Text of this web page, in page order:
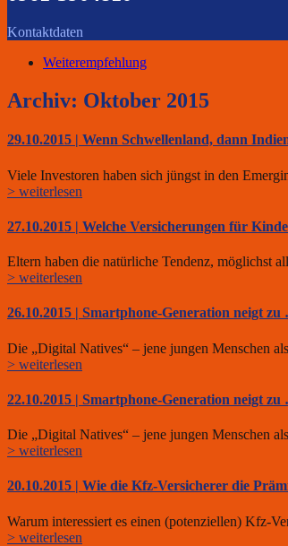
Kontaktdaten
Weiterempfehlung
Archiv: Oktober 2015
29.10.2015 | Wenn Schwellenland, dann
Viele Investoren haben sich jüngst in den
> weiterlesen
27.10.2015 | Welche Versicherungen für
Eltern haben die natürliche Tendenz, möglichst
> weiterlesen
26.10.2015 | Smartphone-Generation neigt
Die „Digital Natives“ – jene jungen Menschen
> weiterlesen
22.10.2015 | Smartphone-Generation neigt
Die „Digital Natives“ – jene jungen Menschen
> weiterlesen
20.10.2015 | Wie die Kfz-Versicherer die
Warum interessiert es einen (potenziellen) Kfz-
> weiterlesen